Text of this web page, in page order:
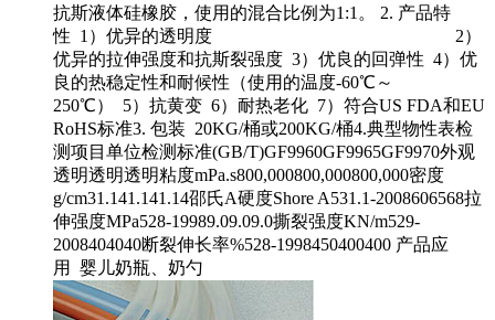
抗斯液体硅橡胶，使用的混合比例为1:1。 2. 产品特
性 1）优异的透明度 2）
优异的拉伸强度和抗斯裂强度 3）优良的回弹性 4）优
良的热稳定性和耐候性（使用的温度-60℃～
250℃） 5）抗黄变 6）耐热老化 7）符合US FDA和EU
RoHS标准3. 包装 20KG/桶或200KG/桶4.典型物性表检
测项目单位检测标准(GB/T)GF9960GF9965GF9970外观
透明透明透明粘度mPa.s800,000800,000800,000密度
g/cm31.141.141.14邵氏A硬度Shore A531.1-2008606568拉
伸强度MPa528-19989.09.09.0撕裂强度KN/m529-
2008404040断裂伸长率%528-1998450400400 产品应
用 婴儿奶瓶、奶勺